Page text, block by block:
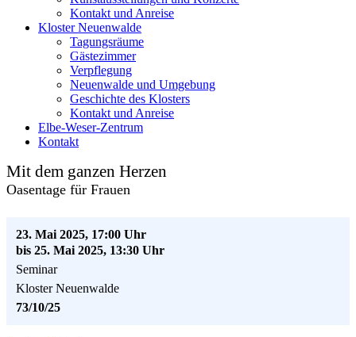
Kontakt und Anreise
Kloster Neuenwalde
Tagungsräume
Gästezimmer
Verpflegung
Neuenwalde und Umgebung
Geschichte des Klosters
Kontakt und Anreise
Elbe-Weser-Zentrum
Kontakt
Mit dem ganzen Herzen
Oasentage für Frauen
23. Mai 2025, 17:00 Uhr
bis 25. Mai 2025, 13:30 Uhr
Seminar
Kloster Neuenwalde
73/10/25